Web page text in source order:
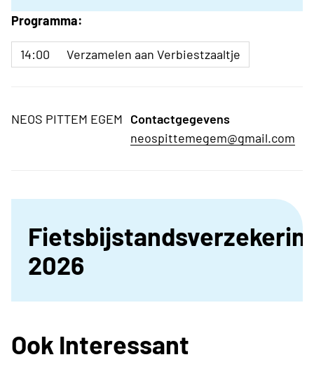
Programma:
14:00 Verzamelen aan Verbiestzaaltje
NEOS PITTEM EGEM Contactgegevens
neospittemegem@gmail.com
2026
Ook Interessant